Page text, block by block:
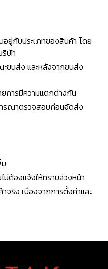
ยู่กับประเภทของสินค้า โดย
ริษัท
ขนส่ง และหลังจากขนส่ง
ยการมีความแตกต่างกัน
รณาตรวจสอบก่อนจัดส่ง
ม่ต้องแจ้งให้ทราบล่วงหน้า
จริง เนื่องจากการตั้งค่าและ